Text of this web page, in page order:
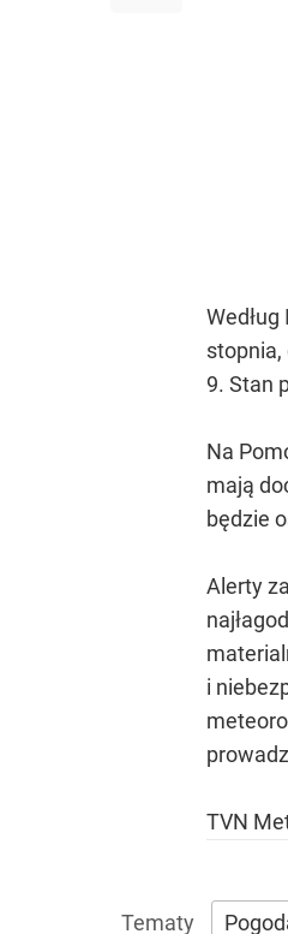
9. Stan
Na
mają
będzie
Alerty
i
TVN